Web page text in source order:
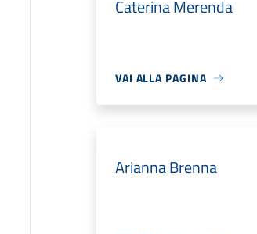
Caterina Merenda
VAI ALLA PAGINA
Arianna Brenna